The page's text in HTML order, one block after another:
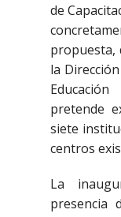
de
propuesta,
la
pretende
siete
centros
La
presencia